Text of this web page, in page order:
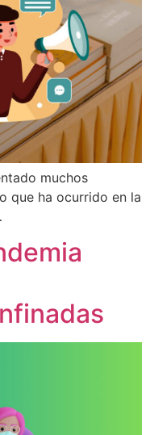
muchos
que ha ocurrido en la